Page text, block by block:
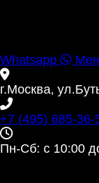
Whatsapp
г.Москва,
+7 (495)
Пн-Сб: c 10:00